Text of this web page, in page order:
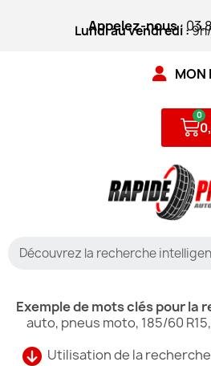
Appelez-nous:
Lundi au vendredi :9h/
MON
Utilisation de la
Exemple de mots clés pour la
auto, pneus moto, 185/60